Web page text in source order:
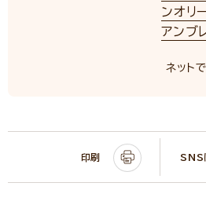
ンオリ
アン
ネット
印刷 SNS